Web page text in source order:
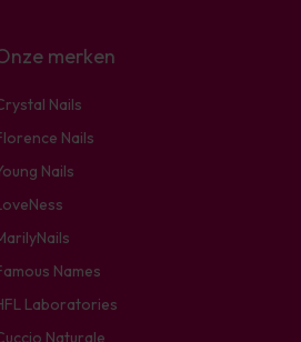
merken
Nails
Nails
Nails
Names
Laboratories
Naturale